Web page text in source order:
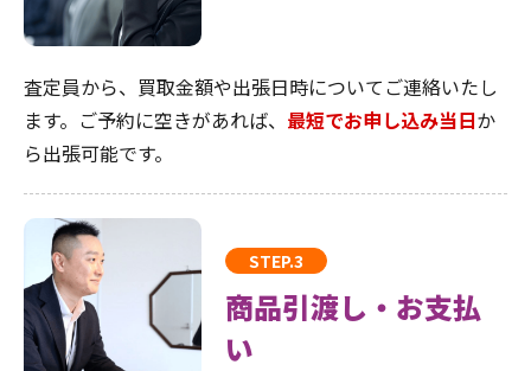
査定員から、買取金額や出張日時についてご連絡いたし
ます。ご予約に空きがあれば、 最短でお申し込み当日か
ら出張可能です。
STEP.3
商品引渡し・お支払
い